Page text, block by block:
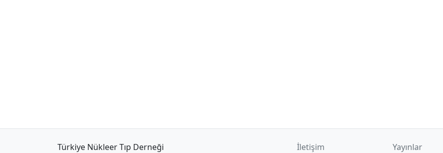
Türkiye Nükleer Tıp Derneği İletişim Yayınlar